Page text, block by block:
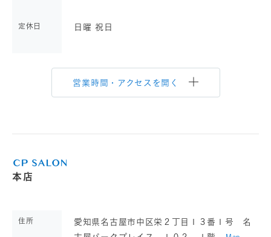
定休日 日曜 祝日
営業時間・アクセスを開く
本店
住所
愛知県名古屋市中区栄２丁目１３番１号 名